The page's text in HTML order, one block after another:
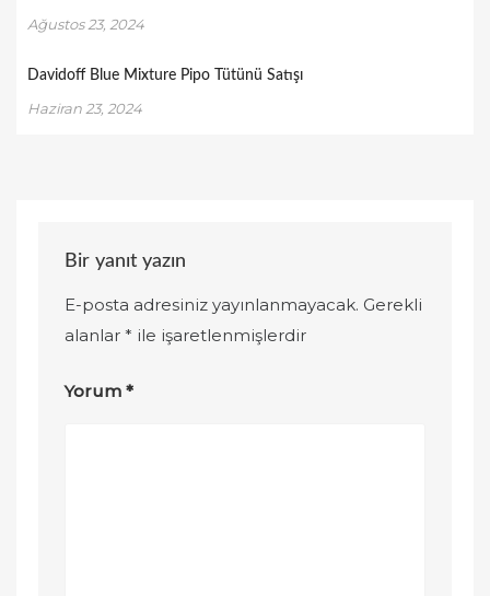
Ağustos 23, 2024
Davidoff Blue Mixture Pipo Tütünü Satışı
Haziran 23, 2024
Bir yanıt yazın
E-posta adresiniz yayınlanmayacak. Gerekli
alanlar* ile işaretlenmişlerdir
Yorum*